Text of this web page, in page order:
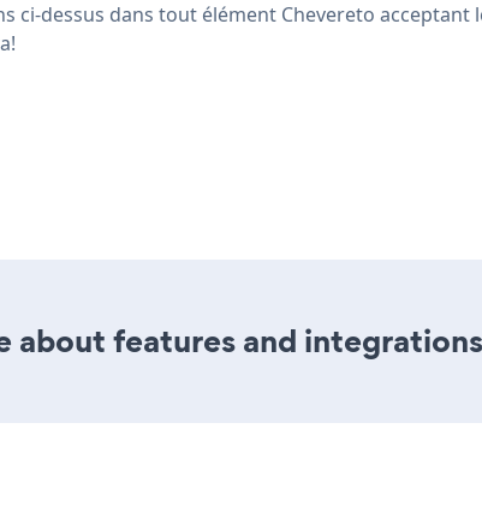
ci-dessus dans tout élément Chevereto
about features and